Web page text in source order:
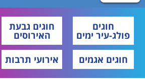
חוגים
פולג-עיר ימים
חוגים גבעת
האירוסים
חוגים אגמים
אירועי תרבות